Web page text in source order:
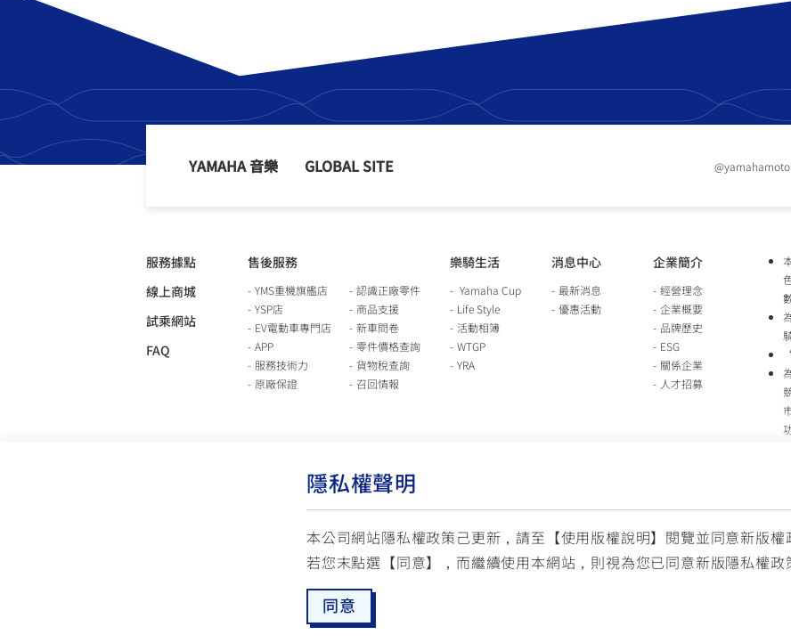
隱私權聲明
本公司網站隱私權政策己更新，請至【使用版權說明】閱覽並同意新版權
若您末點選【同意】，而繼續使用本網站，則視為您已同意新版隱私權政
同意
YAMAHA 音樂 GLOBAL SITE
服務據點
線上商城
試乘網站
FAQ
售後服務
YMS重機旗艦店
YSP店
EV電動車專門店
APP
服務技術力
原廠保證
認識正廠零件
商品支援
新車問卷
零件價格查詢
貨物稅查詢
召回情報
樂騎生活
Yamaha Cup
Life Style
活動相簿
WTGP
YRA
消息中心
最新消息
優惠活動
企業簡介
經營理念
企業概要
品牌歷史
ESG
關係企業
人才招募
交通安全入口網
☏ 免付費客服專線: 0800-631-680 ✉ 聯繫客服
每週一 ~ 五 08:00~12:10 / 13:00~16:40(國定假日與公司假日除外)